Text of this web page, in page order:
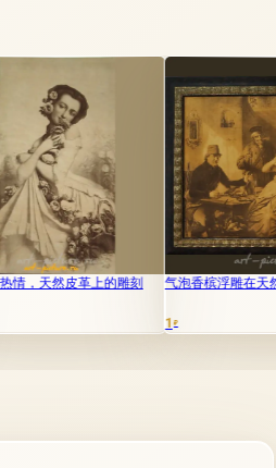
雕刻 气泡香槟浮雕在天然皮革上